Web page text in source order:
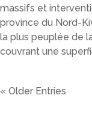
massifs et
province du Nord-
la plus peuplée de
couvrant une
« Older Entries